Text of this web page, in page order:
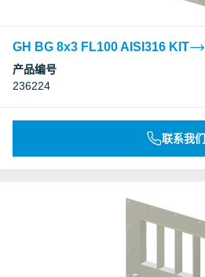
GH BG 8x3 FL100 AISI316 KIT
产品编号
236224
联系我们